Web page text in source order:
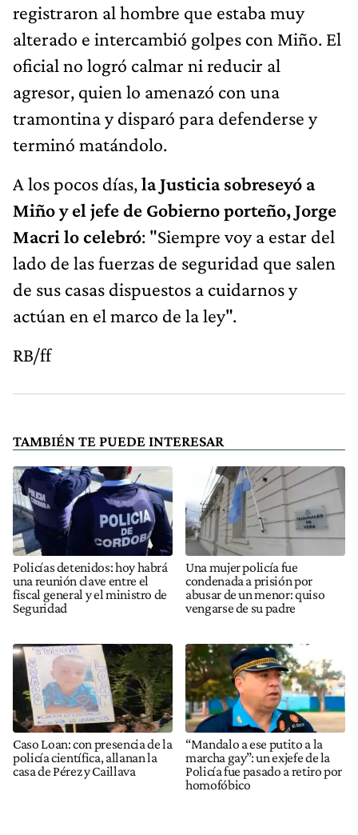
registraron al hombre que estaba muy
alterado e intercambió golpes con Miño. El
oficial no logró calmar ni reducir al
agresor, quien lo amenazó con una
tramontina y disparó para defenderse y
terminó matándolo.
A los pocos días,la Justicia sobreseyó a
Miño y el jefe de Gobierno porteño, Jorge
Macri lo celebró: "Siempre voy a estar del
lado de las fuerzas de seguridad que salen
de sus casas dispuestos a cuidarnos y
actúan en el marco de la ley".
RB/ff
TAMBIÉN TE PUEDE INTERESAR
Policías detenidos: hoy habrá
una reunión clave entre el
fiscal general y el ministro de
Seguridad
Una mujer policía fue
condenada a prisión por
abusar de un menor: quiso
vengarse de su padre
Caso Loan: con presencia de la
policía científica, allanan la
casa de Pérez y Caillava
“Mandalo a ese putito a la
marcha gay”: un exjefe de la
Policía fue pasado a retiro por
homofóbico